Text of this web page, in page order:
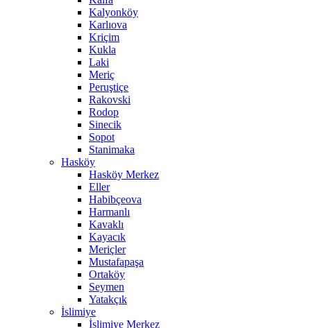
Kalyonköy
Karlıova
Kriçim
Kukla
Laki
Meriç
Peruştiçe
Rakovski
Rodop
Sinecik
Sopot
Stanimaka
Hasköy
Hasköy Merkez
Eller
Habibçeova
Harmanlı
Kavaklı
Kayacık
Meriçler
Mustafapaşa
Ortaköy
Seymen
Yatakçık
İslimiye
İslimiye Merkez